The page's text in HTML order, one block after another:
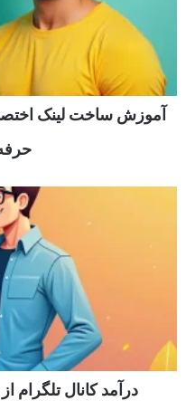
آموزش ساخت لینک
درآمد کانال تلگرام